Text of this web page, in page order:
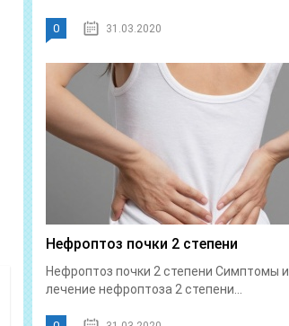
0 31.03.2020
Нефроптоз почки 2 степени
Нефроптоз почки 2 степени Симптомы и
лечение нефроптоза 2 степени...